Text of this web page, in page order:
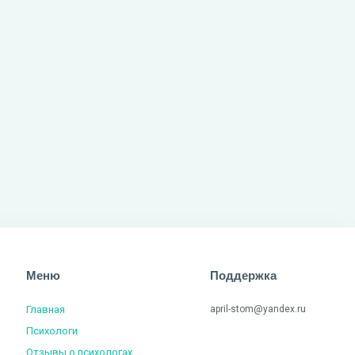
Меню
Главная
Психологи
Отзывы о психологах
Поддержка
april-stom@yandex.ru